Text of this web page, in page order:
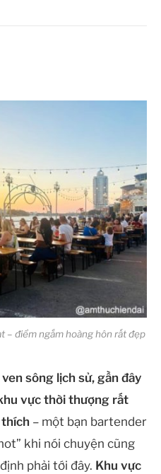
– điểm ngắm hoàng hôn rất đẹp
sông lịch sử, gần đây
vực thời thượng rất
– một bạn bartender
khi nói chuyện cũng
phải tới đây. Khu vực